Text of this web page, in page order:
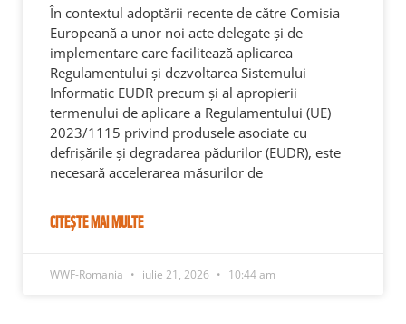
În contextul adoptării recente de către Comisia
Europeană a unor noi acte delegate și de
implementare care facilitează aplicarea
Regulamentului și dezvoltarea Sistemului
Informatic EUDR precum și al apropierii
termenului de aplicare a Regulamentului (UE)
2023/1115 privind produsele asociate cu
defrișările și degradarea pădurilor (EUDR), este
necesară accelerarea măsurilor de
CITEȘTE MAI MULTE
WWF-Romania iulie 21, 2026 10:44 am